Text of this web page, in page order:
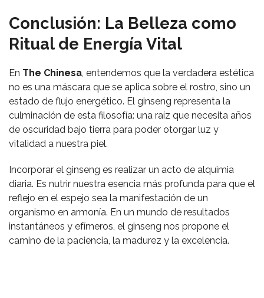
Conclusión: La Belleza como
Ritual de Energía Vital
En The Chinesa , entendemos que la verdadera estética
no es una máscara que se aplica sobre el rostro, sino un
estado de flujo energético. El ginseng representa la
culminación de esta filosofía: una raíz que necesita años
de oscuridad bajo tierra para poder otorgar luz y
vitalidad a nuestra piel.
Incorporar el ginseng es realizar un acto de alquimia
diaria. Es nutrir nuestra esencia más profunda para que el
reflejo en el espejo sea la manifestación de un
organismo en armonía. En un mundo de resultados
instantáneos y efímeros, el ginseng nos propone el
camino de la paciencia, la madurez y la excelencia.